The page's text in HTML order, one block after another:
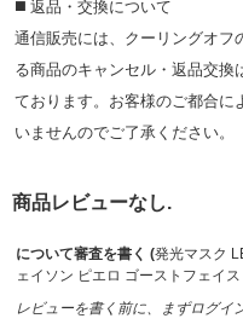
◼️ 返品・交換について
通信販売には、クーリングオフ
る商品のキャンセル・返品交
ております。お客様のご都合に
いませんのでご了承ください。
商品レビューなし.
について審査を書く (発光マスク
ェイソン ピエロ ゴーストフェイ
レビューを書く前に、まずログイ